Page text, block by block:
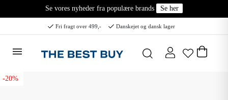
Se vores nyheder fra populære brands Se her
Fri fragt over 499,- Danskejet og dansk lager
-20%